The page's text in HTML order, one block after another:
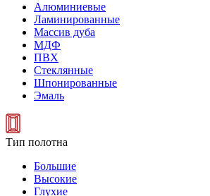
Алюминиевые
Ламинированные
Массив дуба
МДФ
ПВХ
Стеклянные
Шпонированные
Эмаль
Тип полотна
Большие
Высокие
Глухие